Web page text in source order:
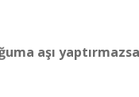
aşı